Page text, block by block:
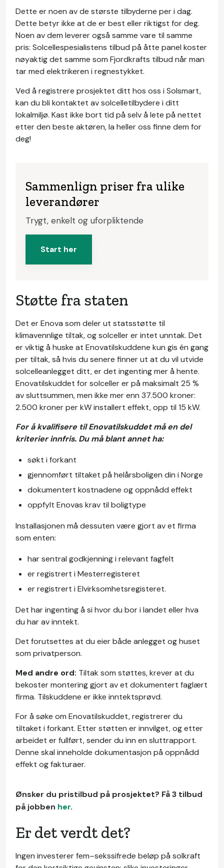
Dette er noen av de største tilbyderne per i dag.
Dette betyr ikke at de er best eller riktigst for deg.
Noen av dem leverer også samme vare til samme
pris: Solcellespesialistens tilbud på åtte panel koster
nøyaktig det samme som Fjordkrafts tilbud når man
tar med elektrikeren i regnestykket.
Ved å registrere prosjektet ditt hos oss i Solsmart,
kan du bli kontaktet av solcelletilbydere i ditt
lokalmiljø. Kast ikke bort tid på selv å lete på nettet
etter den beste aktøren, la heller oss finne dem for
deg!
Sammenlign priser fra ulike
leverandører
Trygt, enkelt og uforpliktende
Start her
Støtte fra staten
Det er Enova som deler ut statsstøtte til
klimavennlige tiltak, og solceller er intet unntak. Det
er viktig å huske at Enovatilskuddene kun gis én gang
per tiltak, så hvis du senere finner ut at du vil utvide
solcelleanlegget ditt, er det ingenting mer å hente.
Enovatilskuddet for solceller er på maksimalt 25 %
av sluttsummen, men ikke mer enn 37.500 kroner:
2.500 kroner per kW installert effekt, opp til 15 kW.
For å kvalifisere til Enovatilskuddet må en del
kriterier innfris. Du må blant annet ha:
søkt i forkant
gjennomført tiltaket på helårsboligen din i Norge
dokumentert kostnadene og oppnådd effekt
oppfylt Enovas krav til boligtype
Installasjonen må dessuten være gjort av et firma
som enten:
har sentral godkjenning i relevant fagfelt
er registrert i Mesterregisteret
er registrert i Elvirksomhetsregisteret.
Det har ingenting å si hvor du bor i landet eller hva
du har av inntekt.
Det forutsettes at du eier både anlegget og huset
som privatperson.
Med andre ord: Tiltak som støttes, krever at du
bekoster montering gjort av et dokumentert faglært
firma. Tilskuddene er ikke inntektsprøvd.
For å søke om Enovatilskuddet, registrerer du
tiltaket i forkant. Etter støtten er innvilget, og etter
arbeidet er fullført, sender du inn en sluttrapport.
Denne skal inneholde dokumentasjon på oppnådd
effekt og fakturaer.
Ønsker du pristilbud på prosjektet? Få 3 tilbud
på jobben her.
Er det verdt det?
Ingen investerer fem–sekssifrede beløp på solkraft